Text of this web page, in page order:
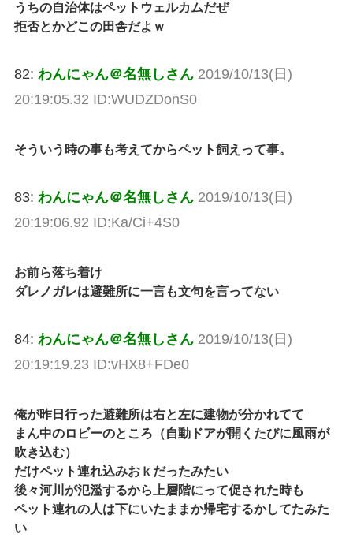
うちの自治体はペットウェルカムだぜ
拒否とかどこの田舎だよｗ
82: わんにゃん＠名無しさん 2019/10/13(日)
20:19:05.32 ID:WUDZDonS0
そういう時の事も考えてからペット飼えって事。
83: わんにゃん＠名無しさん 2019/10/13(日)
20:19:06.92 ID:Ka/Ci+4S0
お前ら落ち着け
ダレノガレは避難所に一言も文句を言ってない
84: わんにゃん＠名無しさん 2019/10/13(日)
20:19:19.23 ID:vHX8+FDe0
俺が昨日行った避難所は右と左に建物が分かれてて
まん中のロビーのところ（自動ドアが開くたびに風雨が
吹き込む）
だけペット連れ込みおｋだったみたい
後々河川が氾濫するから上層階にって促された時も
ペット連れの人は下にいたままか帰宅するかしてたみた
い